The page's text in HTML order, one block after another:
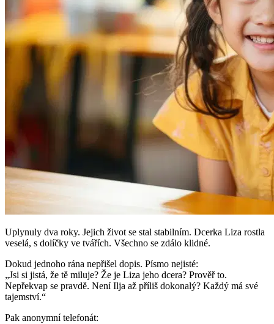
Uplynuly dva roky. Jejich život se stal stabilním. Dcerka Liza rostla
veselá, s dolíčky ve tvářích. Všechno se zdálo klidné.
Dokud jednoho rána nepřišel dopis. Písmo nejisté:
„Jsi si jistá, že tě miluje? Že je Liza jeho dcera? Prověř to.
Nepřekvap se pravdě. Není Ilja až příliš dokonalý? Každý má své
tajemství.“
Pak anonymní telefonát: